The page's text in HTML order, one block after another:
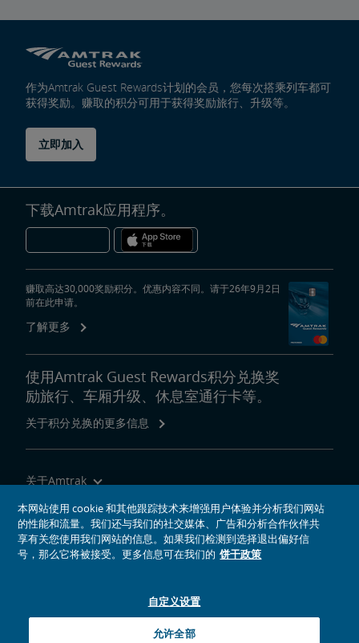
作为Amtrak Guest Rewards计划的会员，您每次搭乘列车都可
获得奖励。赚取的积分可用于获得奖励旅行、升级等。
立即加入
下载Amtrak应用程序。
赚取高达30,000奖励积分。优惠内容不同。请于26年9月2日
前在此申请。
了解更多
使用Amtrak Guest Rewards积分兑换奖
励旅行、车厢升级、休息室通行卡等。
关于积分兑换的更多信息
关于Amtrak
乘坐Amtrak列车旅行
网站工具
Amtrak的Facebook主页将在新窗口中打开
Amtrak的Twitter主页将在新窗口中打开
Amtrak的Instagram主页将在新窗口中打开
Amtrak的Linkedin主页将在新窗口中打开
Amtrak的YouTube主页将在新窗口中打开
Pinterest将在新窗口中打开
本网站使用 cookie 和其他跟踪技术来增强用户体验并分析我们网站
的性能和流量。我们还与我们的社交媒体、广告和分析合作伙伴共
享有关您使用我们网站的信息。如果我们检测到选择退出偏好信
号，那么它将被接受。更多信息可在我们的 饼干政策
自定义设置
允许全部